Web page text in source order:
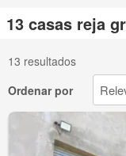
13 casas reja
13 resultados
Ordenar por